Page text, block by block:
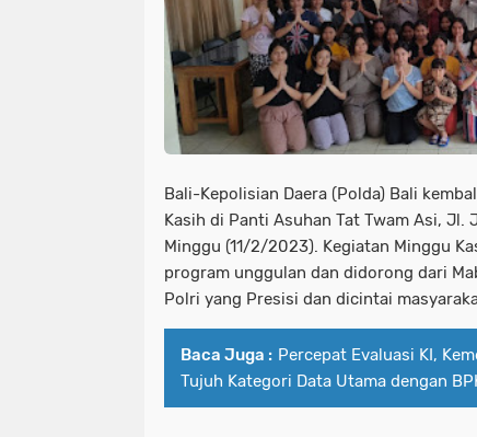
Bali-Kepolisian Daera (Polda) Bali
Kasih di Panti Asuhan Tat Twam Asi, Jl.
Minggu (11/2/2023). Kegiatan Minggu
program unggulan dan didorong dari
Polri yang Presisi dan dicintai
Baca Juga : Percepat Evaluasi KI,
Tujuh Kategori Data Utama dengan